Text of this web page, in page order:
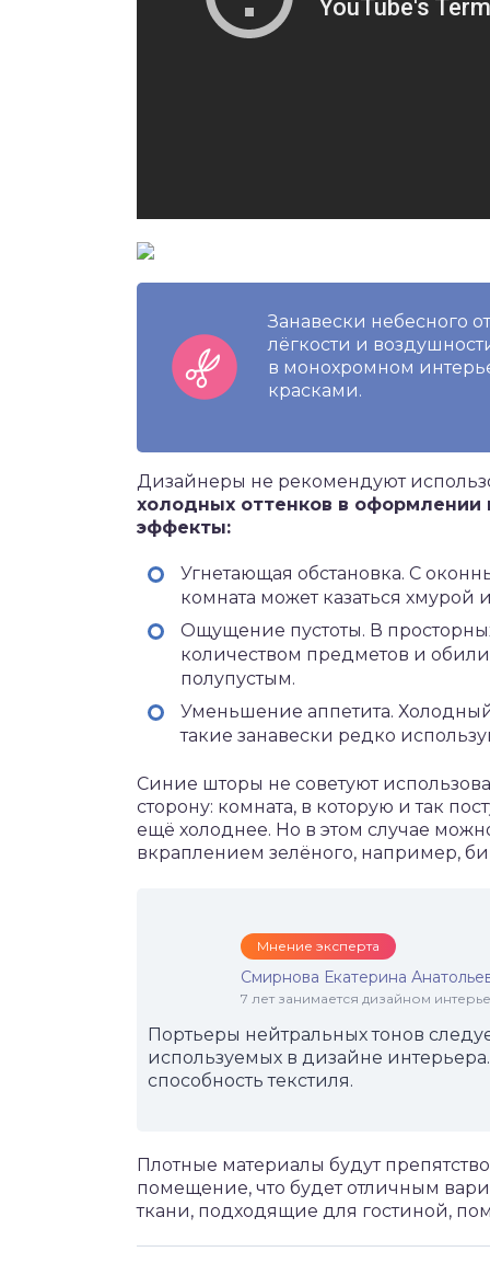
Занавески небесного
лёгкости и
в монохромном
красками.
Дизайнеры не рекомендуют
холодных оттенков в
эффекты:
Угнетающая обстановка. С
комната может казаться хмурой
Ощущение пустоты. В
количеством предметов и
полупустым.
Уменьшение аппетита. Холодный
такие занавески редко
Синие шторы не советуют
сторону: комната, в которую и так
ещё холоднее. Но в этом случае
вкраплением зелёного, например,
Мнение эксперта
Смирнова Екатерина
7 лет занимается дизайном
Портьеры нейтральных тонов
используемых в дизайне
способность текстиля.
Плотные материалы будут
помещение, что будет отличным
ткани, подходящие для гостиной,